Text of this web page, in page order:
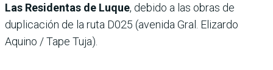
Las Residentas de Luque, debido a las obras de
duplicación de la ruta D025 (avenida Gral. Elizardo
Aquino / Tape Tuja).